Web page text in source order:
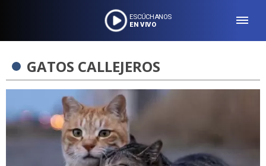
ESCÚCHANOS
EN VIVO
GATOS CALLEJEROS